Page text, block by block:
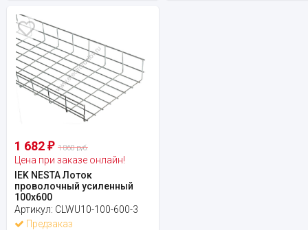
1 682 ₽ 1 868 руб.
Цена при заказе онлайн!
IEK NESTA Лоток
проволочный усиленный
100х600
Артикул: CLWU10-100-600-3
Предзаказ